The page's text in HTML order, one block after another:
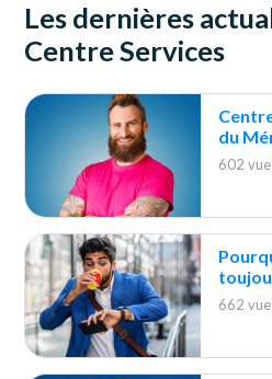
Les dernières
Centre Services
du
602
courir
662